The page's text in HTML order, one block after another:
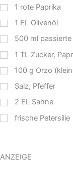
1 rote Paprika
1 EL Olivenöl
500 ml
1 TL Zucker,
100 g Orzo
Salz, Pfeffer
2 EL Sahne
frische Petersilie
ANZEIGE